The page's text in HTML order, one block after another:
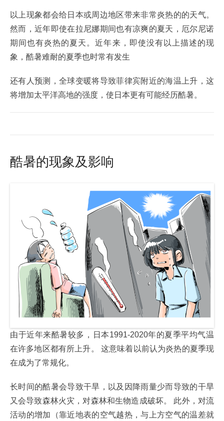
以上现象都会给日本或周边地区带来非常炎热的的天气。
然而，近年即使在拉尼娜期间也有凉爽的夏天，厄尔尼诺
期间也有炎热的夏天。近年来，即使没有以上描述的现
象，酷暑难耐的夏季也时常有发生
还有人预测，全球变暖将导致菲律宾附近的海温上升，这
将增加太平洋高地的强度，使日本更有可能经历酷暑。
酷暑的现象及影响
由于近年来酷暑较多，日本1991-2020年的夏季平均气温
在许多地区都有所上升。 这意味着以前认为炎热的夏季现
在成为了常规化。
长时间的酷暑会导致干旱，以及因降雨量少而导致的干旱
又会导致森林火灾，对森林和生物造成破坏。 此外，对流
活动的增加（靠近地表的空气越热，与上方空气的温差就